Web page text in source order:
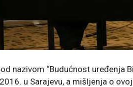
nazivom “Budućnost uređenja
u Sarajevu, a mišljenja o